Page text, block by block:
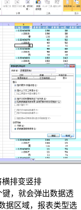
横排变竖排
，就会弹出数据透
据区域，报表类型选